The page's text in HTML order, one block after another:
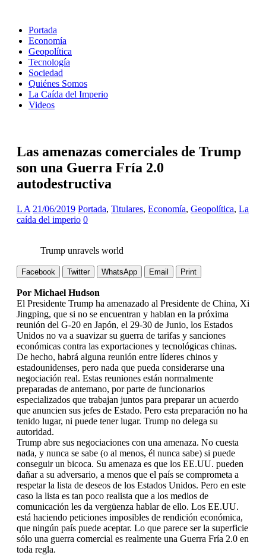
Portada
Economía
Geopolítica
Tecnología
Sociedad
Quiénes Somos
La Caída del Imperio
Videos
Las amenazas comerciales de Trump
son una Guerra Fría 2.0
autodestructiva
L A 21/06/2019 Portada, Titulares, Economía, Geopolítica, La
caída del imperio 0
Trump unravels world
Facebook Twitter WhatsApp Email Print
Por Michael Hudson
El Presidente Trump ha amenazado al Presidente de China, Xi
Jingping, que si no se encuentran y hablan en la próxima
reunión del G-20 en Japón, el 29-30 de Junio, los Estados
Unidos no va a suavizar su guerra de tarifas y sanciones
económicas contra las exportaciones y tecnológicas chinas.
De hecho, habrá alguna reunión entre líderes chinos y
estadounidenses, pero nada que pueda considerarse una
negociación real. Estas reuniones están normalmente
preparadas de antemano, por parte de funcionarios
especializados que trabajan juntos para preparar un acuerdo
que anuncien sus jefes de Estado. Pero esta preparación no ha
tenido lugar, ni puede tener lugar. Trump no delega su
autoridad.
Trump abre sus negociaciones con una amenaza. No cuesta
nada, y nunca se sabe (o al menos, él nunca sabe) si puede
conseguir un bicoca. Su amenaza es que los EE.UU. pueden
dañar a su adversario, a menos que el país se comprometa a
respetar la lista de deseos de los Estados Unidos. Pero en este
caso la lista es tan poco realista que a los medios de
comunicación les da vergüenza hablar de ello. Los EE.UU.
está haciendo peticiones imposibles de rendición económica,
que ningún país puede aceptar. Lo que parece ser la superficie
sólo una guerra comercial es realmente una Guerra Fría 2.0 en
toda regla.